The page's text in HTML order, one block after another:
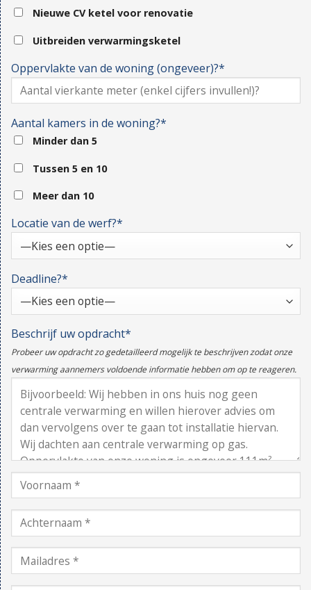
Nieuwe CV ketel voor renovatie
Uitbreiden verwarmingsketel
Oppervlakte van de woning (ongeveer)?*
Aantal kamers in de woning?*
Minder dan 5
Tussen 5 en 10
Meer dan 10
Locatie van de werf?*
Deadline?*
Beschrijf uw opdracht*
Probeer uw opdracht zo gedetailleerd mogelijk te beschrijven zodat onze
verwarming aannemers voldoende informatie hebben om op te reageren.